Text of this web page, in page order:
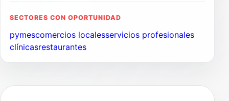
SECTORES CON OPORTUNIDAD
pymescomercios localesservicios profesionales
clínicasrestaurantes